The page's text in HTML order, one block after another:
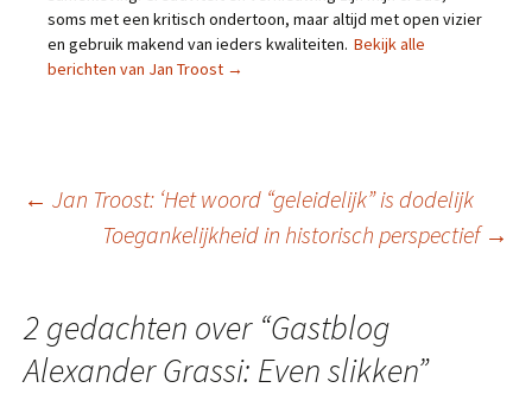
soms met een kritisch ondertoon, maar altijd met open vizier
en gebruik makend van ieders kwaliteiten. Bekijk alle
berichten van Jan Troost →
Berichtnavigatie
← Jan Troost: ‘Het woord “geleidelijk” is dodelijk
Toegankelijkheid in historisch perspectief →
2 gedachten over “Gastblog
Alexander Grassi: Even slikken”